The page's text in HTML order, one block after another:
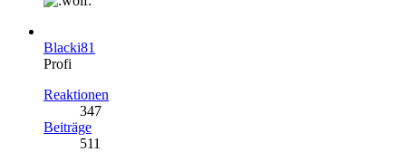
Blacki81
Profi
Reaktionen
347
Beiträge
511